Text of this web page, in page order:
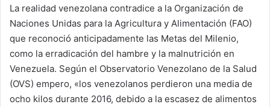
La realidad venezolana contradice a la Organización de
Naciones Unidas para la Agricultura y Alimentación (FAO)
que reconoció anticipadamente las Metas del Milenio,
como la erradicación del hambre y la malnutrición en
Venezuela. Según el Observatorio Venezolano de la Salud
(OVS) empero, «los venezolanos perdieron una media de
ocho kilos durante 2016, debido a la escasez de alimentos